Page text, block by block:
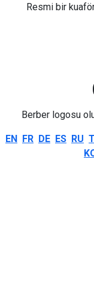
Resmi bir
Berber logosu
EN FR DE ES RU